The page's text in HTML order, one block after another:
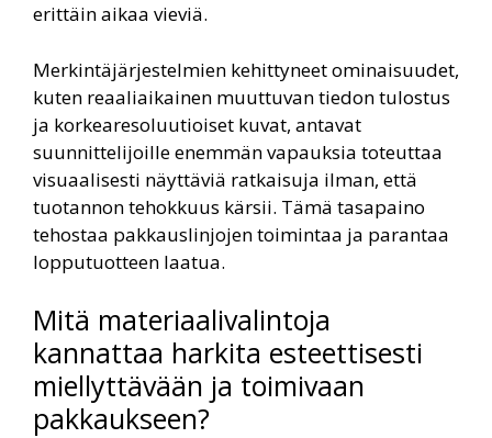
erittäin aikaa vieviä.
Merkintäjärjestelmien kehittyneet ominaisuudet,
kuten reaaliaikainen muuttuvan tiedon tulostus
ja korkearesoluutioiset kuvat, antavat
suunnittelijoille enemmän vapauksia toteuttaa
visuaalisesti näyttäviä ratkaisuja ilman, että
tuotannon tehokkuus kärsii. Tämä tasapaino
tehostaa pakkauslinjojen toimintaa ja parantaa
lopputuotteen laatua.
Mitä materiaalivalintoja
kannattaa harkita esteettisesti
miellyttävään ja toimivaan
pakkaukseen?